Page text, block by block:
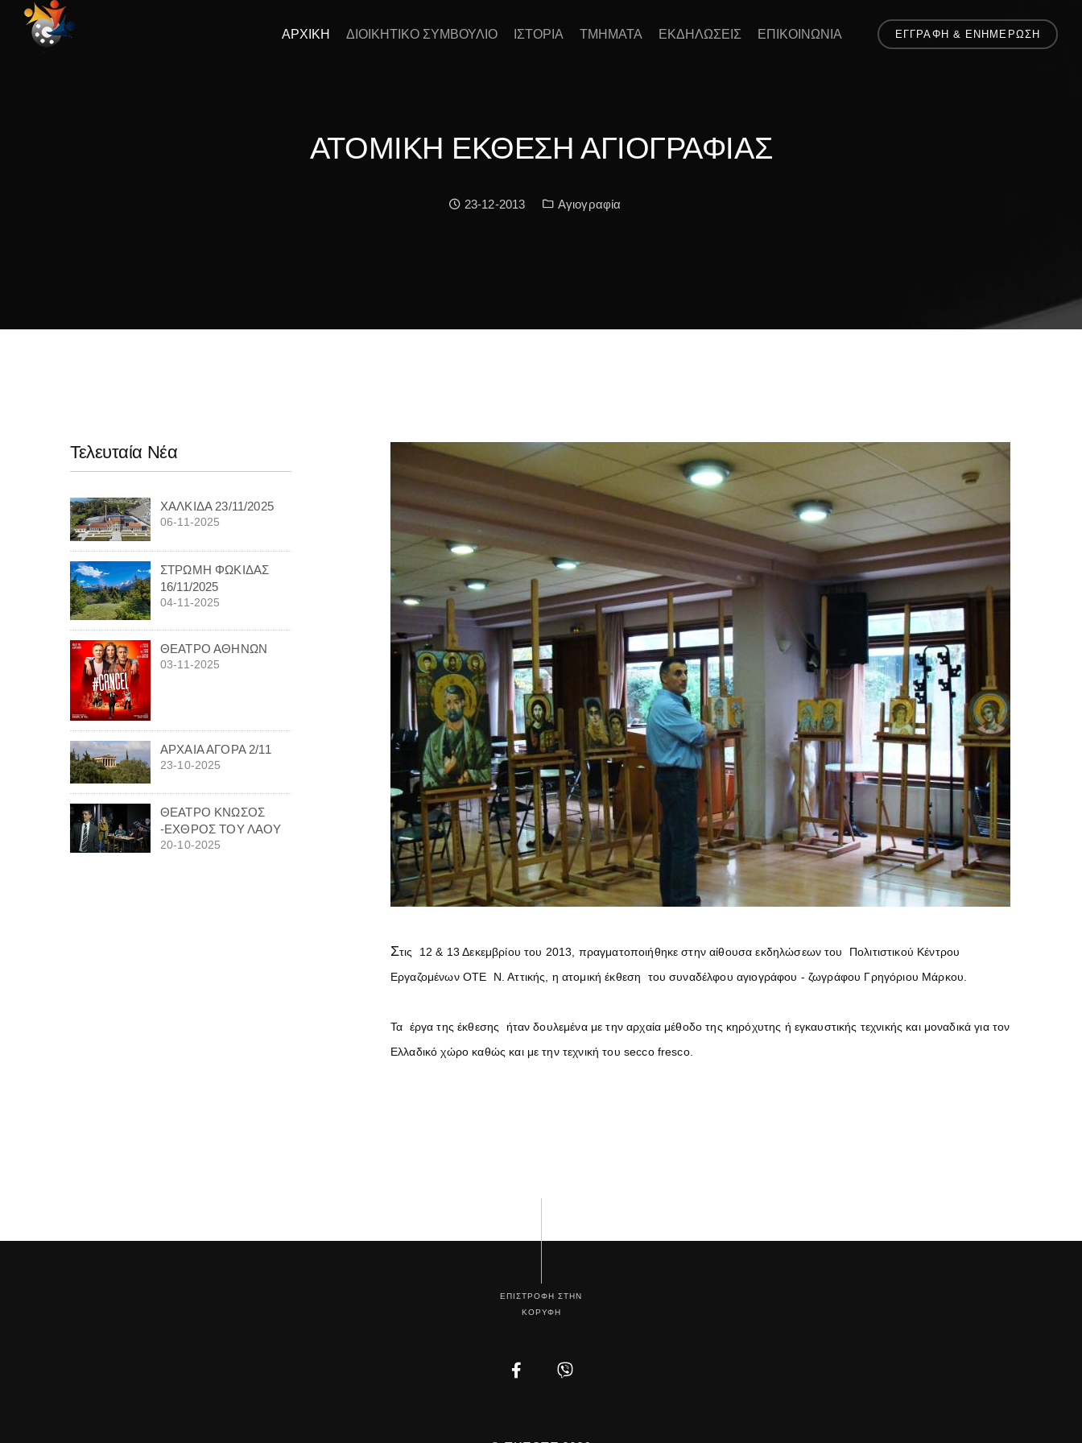
ΑΡΧΙΚΗ ΔΙΟΙΚΗΤΙΚΟ ΣΥΜΒΟΥΛΙΟ ΙΣΤΟΡΙΑ ΤΜΗΜΑΤΑ ΕΚΔΗΛΩΣΕΙΣ ΕΠΙΚΟΙΝΩΝΙΑ ΕΓΓΡΑΦΗ & ΕΝΗΜΕΡΩΣΗ
ΑΤΟΜΙΚΗ ΕΚΘΕΣΗ ΑΓΙΟΓΡΑΦΙΑΣ
Date:
23-12-2013 Κατηγορία:
Αγιογραφία
Στις 12 & 13 Δεκεμβρίου του 2013, πραγματοποιήθηκε στην αίθουσα εκδηλώσεων του Πολιτιστικού Κέντρου
Εργαζομένων ΟΤΕ Ν. Αττικής, η ατομική έκθεση του συναδέλφου αγιογράφου - ζωγράφου Γρηγόριου Μάρκου.
Τα έργα της έκθεσης ήταν δουλεμένα με την αρχαία μέθοδο της κηρόχυτης ή εγκαυστικής τεχνικής και μοναδικά για τον
Ελλαδικό χώρο καθώς και με την τεχνική του secco fresco.
Τελευταία Νέα
ΧΑΛΚΙΔΑ 23/11/2025
06-11-2025
ΣΤΡΩΜΗ ΦΩΚΙΔΑΣ
16/11/2025
04-11-2025
ΘΕΑΤΡΟ ΑΘΗΝΩΝ
03-11-2025
ΑΡΧΑΙΑ ΑΓΟΡΑ 2/11
23-10-2025
ΘΕΑΤΡΟ ΚΝΩΣΟΣ
-ΕΧΘΡΟΣ ΤΟΥ ΛΑΟΥ
20-10-2025
ΕΠΙΣΤΡΟΦΗ ΣΤΗΝ
ΚΟΡΥΦΗ